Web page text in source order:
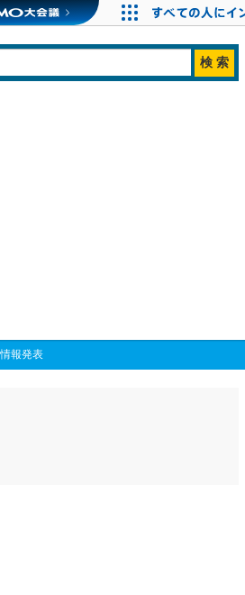
報発表